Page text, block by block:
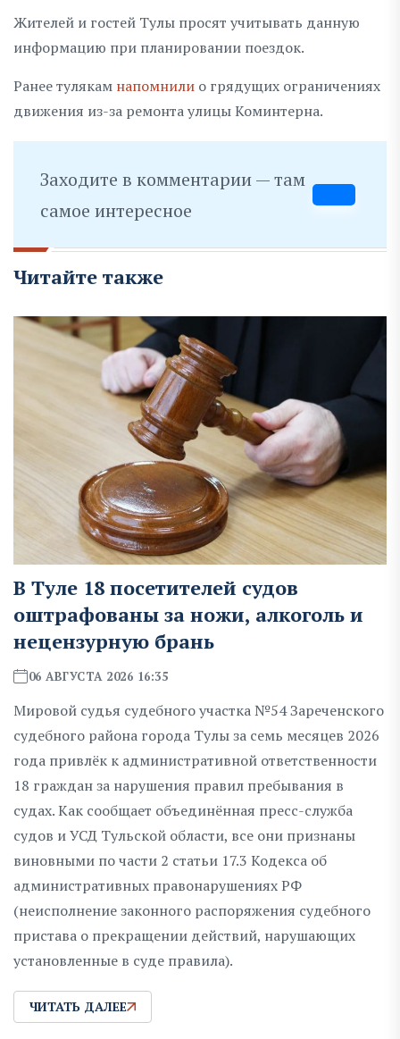
Жителей и гостей Тулы просят учитывать данную
информацию при планировании поездок.
Ранее тулякам напомнили о грядущих ограничениях
движения из-за ремонта улицы Коминтерна.
Заходите в комментарии — там
самое интересное
Читайте также
В Туле 18 посетителей судов
оштрафованы за ножи, алкоголь и
нецензурную брань
06 АВГУСТА 2026 16:35
Мировой судья судебного участка №54 Зареченского
судебного района города Тулы за семь месяцев 2026
года привлёк к административной ответственности
18 граждан за нарушения правил пребывания в
судах. Как сообщает объединённая пресс-служба
судов и УСД Тульской области, все они признаны
виновными по части 2 статьи 17.3 Кодекса об
административных правонарушениях РФ
(неисполнение законного распоряжения судебного
пристава о прекращении действий, нарушающих
установленные в суде правила).
ЧИТАТЬ ДАЛЕЕ